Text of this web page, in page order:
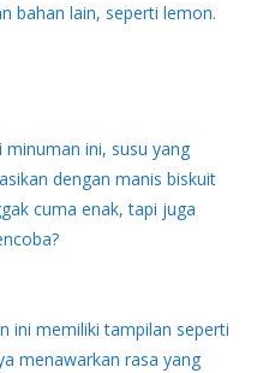
bahan lain, seperti lemon.
minuman ini, susu yang
dengan manis biskuit
cuma enak, tapi juga
ini memiliki tampilan seperti
menawarkan rasa yang